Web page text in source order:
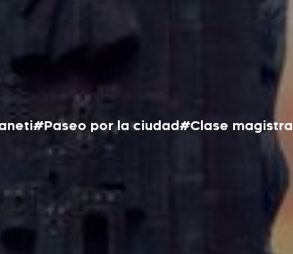
#Paseo por la ciudad#Clase